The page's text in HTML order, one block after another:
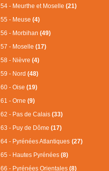
54 - Meurthe et Moselle (21)
55 - Meuse (4)
56 - Morbihan (49)
57 - Moselle (17)
58 - Nièvre (4)
59 - Nord (48)
60 - Oise (19)
61 - Orne (9)
62 - Pas de Calais (33)
63 - Puy de Dôme (17)
64 - Pyrénées Atlantiques (27)
65 - Hautes Pyrénées (8)
66 - Pyrénées Orientales (8)